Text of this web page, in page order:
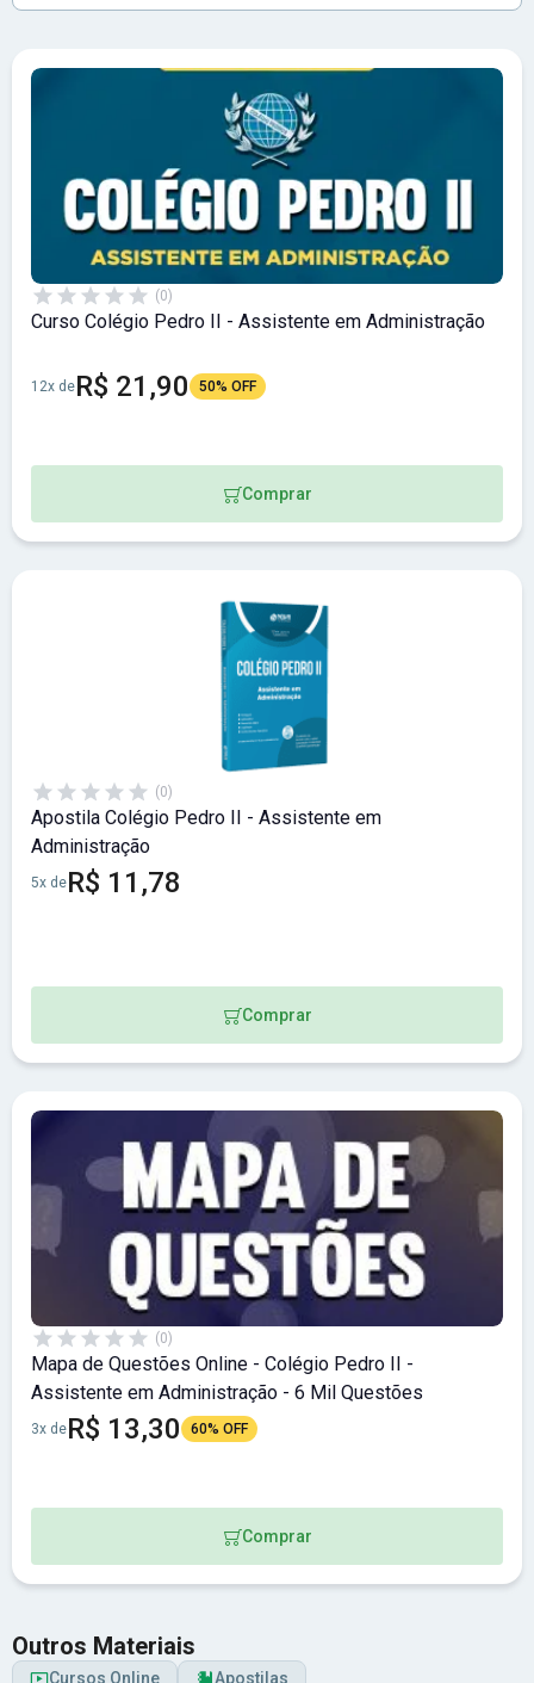
(0)
Curso Colégio Pedro II - Assistente em Administração
12x deR$ 21,90 50% OFF
Comprar
(0)
Apostila Colégio Pedro II - Assistente em
Administração
5x deR$ 11,78
Comprar
(0)
Mapa de Questões Online - Colégio Pedro II -
Assistente em Administração - 6 Mil Questões
3x deR$ 13,30 60% OFF
Comprar
Outros Materiais
Cursos Online Apostilas